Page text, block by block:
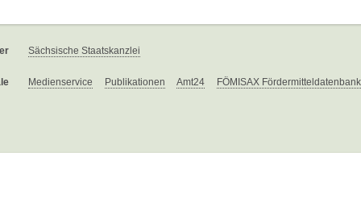
Sächsische Staatskanzlei
Medienservice Publikationen Amt24 FÖMISAX Fördermitteldatenbank